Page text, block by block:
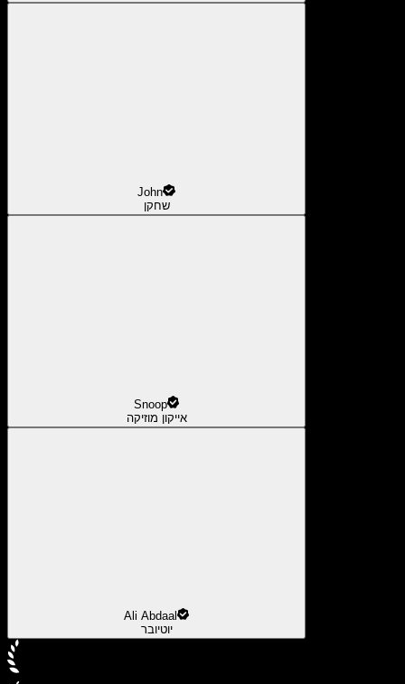
John
שחקן
Snoop
אייקון מוזיקה
Ali Abdaal
יוטיובר